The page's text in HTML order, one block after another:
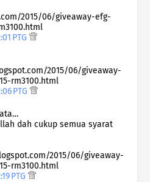
2015/06/giveaway-efg-
PTG
2015/06/giveaway-
rm3100.html
PTG
dah cukup semua syarat
2015/06/giveaway-
rm3100.html
PTG